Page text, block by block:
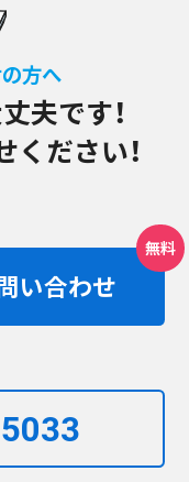
方へ
夫です！
ださい！
い合わせ